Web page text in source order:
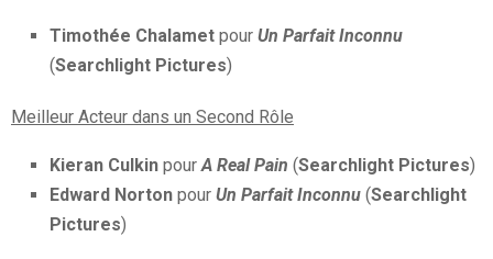
Timothée Chalamet pour Un Parfait Inconnu
(Searchlight Pictures)
Meilleur Acteur dans un Second Rôle
Kieran Culkin pourA Real Pain (Searchlight Pictures)
Edward Norton pour Un Parfait Inconnu (Searchlight
Pictures)